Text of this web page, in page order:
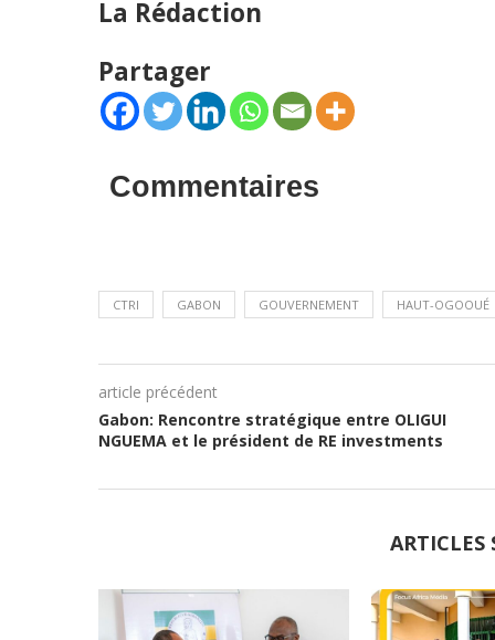
La Rédaction
Partager
Commentaires
CTRI GABON GOUVERNEMENT HAUT-OGOOUÉ
article précédent
Gabon: Rencontre stratégique entre OLIGUI
NGUEMA et le président de RE investments
ARTICLES